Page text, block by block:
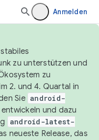
Anmelden
zu unterstützen und
zu
2. und 4. Quartal in
Sie android-
entwickeln und dazu
android-latest-
neueste Release, das